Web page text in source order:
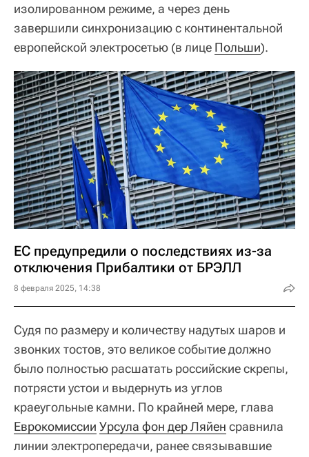
изолированном режиме, а через день
завершили синхронизацию с континентальной
европейской электросетью (в лице Польши).
ЕС предупредили о последствиях из-за
отключения Прибалтики от БРЭЛЛ
8 февраля 2025, 14:38
Судя по размеру и количеству надутых шаров и
звонких тостов, это великое событие должно
было полностью расшатать российские скрепы,
потрясти устои и выдернуть из углов
краеугольные камни. По крайней мере, глава
Еврокомиссии Урсула фон дер Ляйен сравнила
линии электропередачи, ранее связывавшие